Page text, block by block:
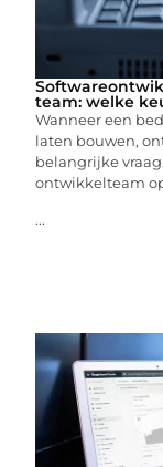
team: welke
Wanneer een
laten bouwen,
belangrijke
ontwikkelteam
...